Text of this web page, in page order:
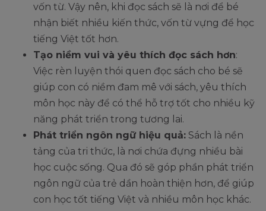
vốn từ. Vậy nên, khi đọc sách sẽ là nơi để bé
nhận biết nhiều kiến thức, vốn từ vựng để học
tiếng Việt tốt hơn.
Tạo niềm vui và yêu thích đọc sách hơn:
Việc rèn luyện thói quen đọc sách cho bé sẽ
giúp con có niềm đam mê với sách, yêu thích
môn học này để có thể hỗ trợ tốt cho nhiều kỹ
năng phát triển trong tương lai.
Phát triển ngôn ngữ hiệu quả: Sách là nền
tảng của tri thức, là nơi chứa đựng nhiều bài
học cuộc sống. Qua đó sẽ góp phần phát triển
ngôn ngữ của trẻ dần hoàn thiện hơn, để giúp
con học tốt tiếng Việt và nhiều môn học khác.